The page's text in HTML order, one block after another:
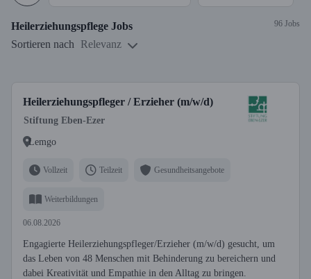
Heilerziehungspflege Jobs 96 Jobs
Sortieren nach Relevanz
Heilerziehungspfleger / Erzieher (m/w/d)
Stiftung Eben-Ezer
Lemgo
Vollzeit Teilzeit Gesundheitsangebote
Weiterbildungen
06.08.2026
Engagierte Heilerziehungspfleger/Erzieher (m/w/d) gesucht, um
das Leben von 48 Menschen mit Behinderung zu bereichern und
dabei Kreativität und Empathie in den Alltag zu bringen.